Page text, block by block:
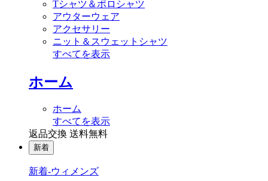
Tシャツ＆ポロシャツ
アウターウェア
アクセサリー
ニット＆スウェットシャツ
すべてを表示
ホーム
ホーム
すべてを表示
返品交換 送料無料
新着
新着-ウィメンズ